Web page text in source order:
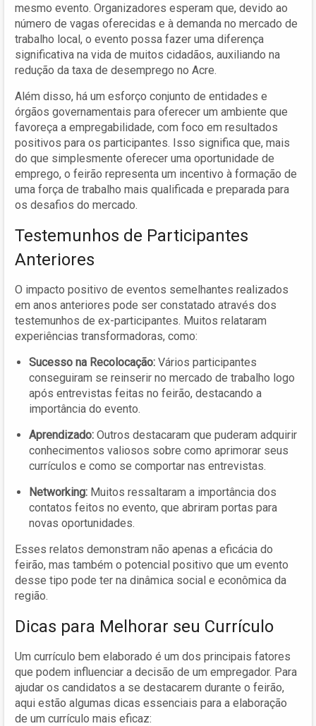
mesmo evento. Organizadores esperam que, devido ao
número de vagas oferecidas e à demanda no mercado de
trabalho local, o evento possa fazer uma diferença
significativa na vida de muitos cidadãos, auxiliando na
redução da taxa de desemprego no Acre.
Além disso, há um esforço conjunto de entidades e
órgãos governamentais para oferecer um ambiente que
favoreça a empregabilidade, com foco em resultados
positivos para os participantes. Isso significa que, mais
do que simplesmente oferecer uma oportunidade de
emprego, o feirão representa um incentivo à formação de
uma força de trabalho mais qualificada e preparada para
os desafios do mercado.
Testemunhos de Participantes
Anteriores
O impacto positivo de eventos semelhantes realizados
em anos anteriores pode ser constatado através dos
testemunhos de ex-participantes. Muitos relataram
experiências transformadoras, como:
Sucesso na Recolocação: Vários participantes
conseguiram se reinserir no mercado de trabalho logo
após entrevistas feitas no feirão, destacando a
importância do evento.
Aprendizado: Outros destacaram que puderam adquirir
conhecimentos valiosos sobre como aprimorar seus
currículos e como se comportar nas entrevistas.
Networking: Muitos ressaltaram a importância dos
contatos feitos no evento, que abriram portas para
novas oportunidades.
Esses relatos demonstram não apenas a eficácia do
feirão, mas também o potencial positivo que um evento
desse tipo pode ter na dinâmica social e econômica da
região.
Dicas para Melhorar seu Currículo
Um currículo bem elaborado é um dos principais fatores
que podem influenciar a decisão de um empregador. Para
ajudar os candidatos a se destacarem durante o feirão,
aqui estão algumas dicas essenciais para a elaboração
de um currículo mais eficaz: